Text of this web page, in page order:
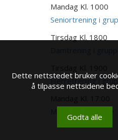
Mandag Kl. 1000
Seniortrening i
18
Tirsdag Kl. 1800
AUG
Herretrening i
Dette nettstedet bruker
å tilpasse nettsidene
Godta alle